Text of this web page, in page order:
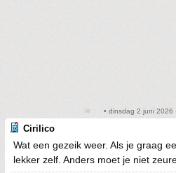
• dinsdag 2 juni 2026
Cirilico
Wat een gezeik weer. Als je graag
lekker zelf. Anders moet je niet